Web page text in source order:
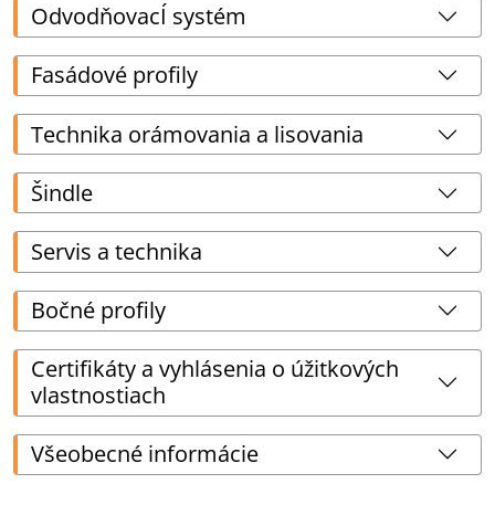
OdvodňovacÍ systém
Fasádové profily
Technika orámovania a lisovania
Šindle
Servis a technika
Bočné profily
Certifikáty a vyhlásenia o úžitkových
vlastnostiach
Všeobecné informácie